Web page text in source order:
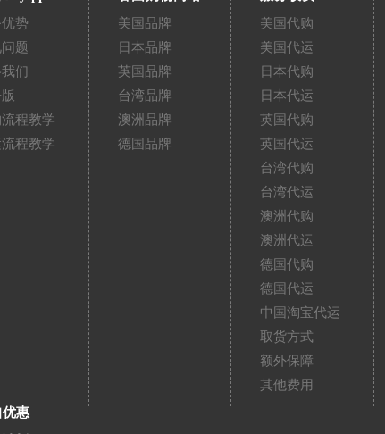
势
题
们
程教学
程教学
美国品牌
日本品牌
英国品牌
台湾品牌
澳洲品牌
德国品牌
美国代购
美国代运
日本代购
日本代运
英国代购
英国代运
台湾代购
台湾代运
澳洲代购
澳洲代运
德国代购
德国代运
中国淘宝代运
取货方式
额外保障
其他费用
惠